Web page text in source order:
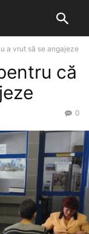
a vrut să se angajeze
că
0